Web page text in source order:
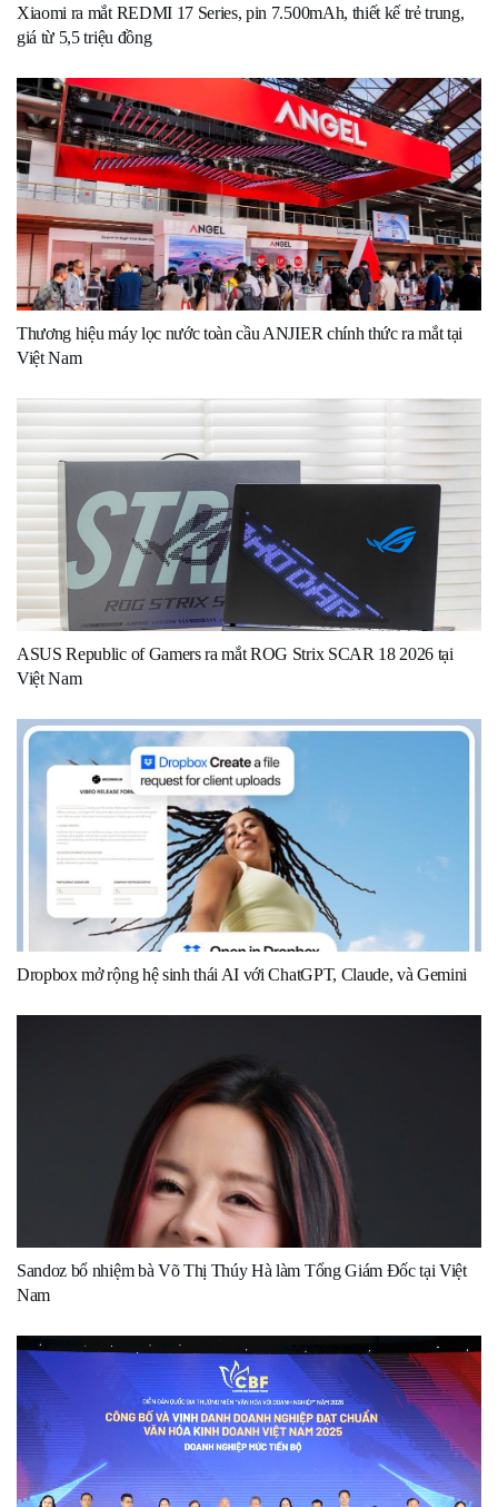
Xiaomi ra mắt REDMI 17 Series, pin 7.500mAh, thiết kế trẻ trung,
giá từ 5,5 triệu đồng
Thương hiệu máy lọc nước toàn cầu ANJIER chính thức ra mắt tại
Việt Nam
ASUS Republic of Gamers ra mắt ROG Strix SCAR 18 2026 tại
Việt Nam
Dropbox mở rộng hệ sinh thái AI với ChatGPT, Claude, và Gemini
Sandoz bổ nhiệm bà Võ Thị Thúy Hà làm Tổng Giám Đốc tại Việt
Nam